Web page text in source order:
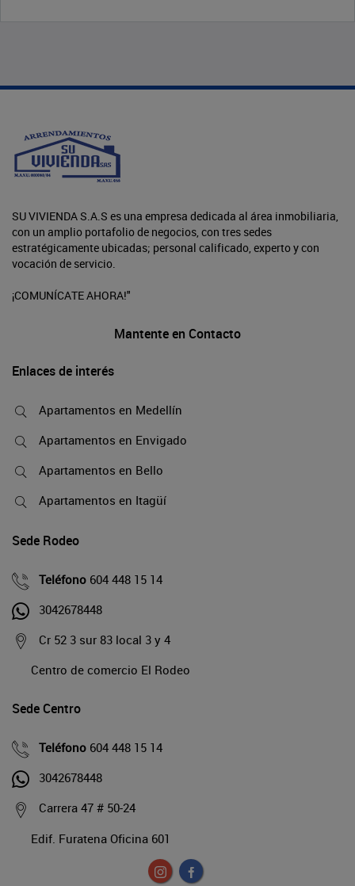
SU VIVIENDA S.A.S es una empresa dedicada al área inmobiliaria,
con un amplio portafolio de negocios, con tres sedes
estratégicamente ubicadas; personal calificado, experto y con
vocación de servicio.
¡COMUNÍCATE AHORA!"
Mantente en Contacto
Enlaces de interés
Apartamentos en Medellín
Apartamentos en Envigado
Apartamentos en Bello
Apartamentos en Itagüí
Sede Rodeo
Teléfono 604 448 15 14
3042678448
Cr 52 3 sur 83 local 3 y 4
Centro de comercio El Rodeo
Sede Centro
Teléfono 604 448 15 14
3042678448
Carrera 47 # 50-24
Edif. Furatena Oficina 601